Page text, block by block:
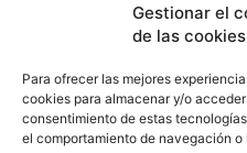
Gestionar el
de las cookies
Para ofrecer las mejores
cookies para almacenar y/o
consentimiento de estas
el comportamiento de navegación
La
vehículos
septiembre